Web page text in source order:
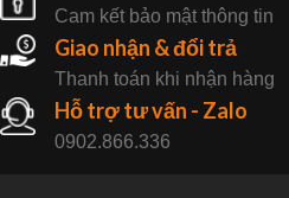
Cam kết bảo mật thông tin
Giao nhận & đổi trả
Thanh toán khi nhận hàng
Hỗ trợ tư vấn - Zalo
0902.866.336